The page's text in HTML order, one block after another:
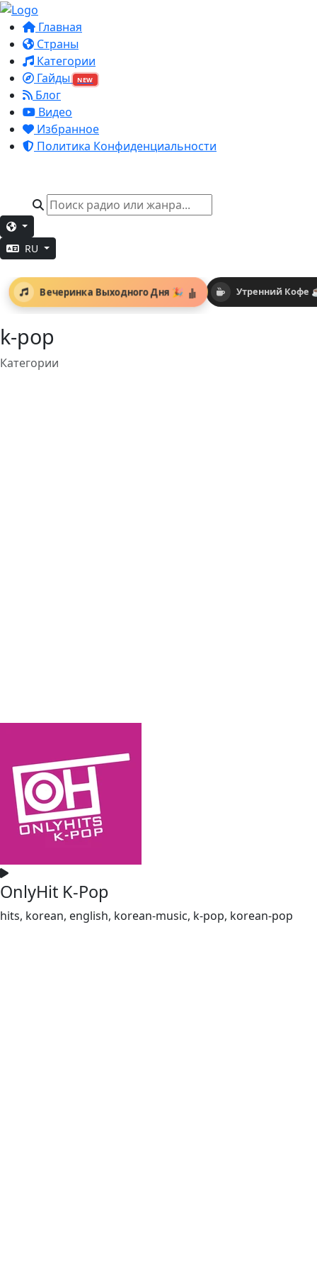
Главная
Страны
Категории
Гайды
NEW
Блог
Видео
Избранное
Политика Конфиденциальности
RU
Утренний Кофе
Вечеринка Выходного Дня 🎉
k-pop
Категории
OnlyHit K-Pop
hits, korean, english, korean-music, k-pop, korean-pop